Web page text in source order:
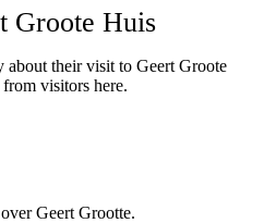
Groote Huis
about their visit to Geert Groote
visitors here.
Geert Grootte.